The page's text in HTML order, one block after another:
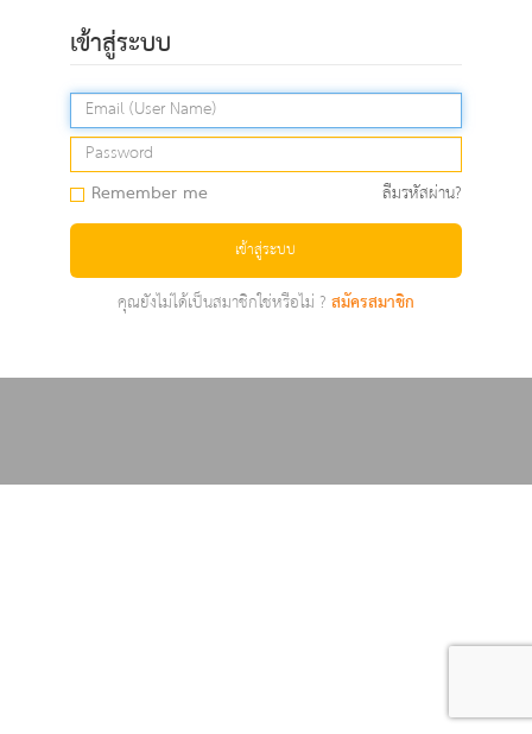
เข้าสู่ระบบ
Remember me ลืมรหัสผ่าน?
เข้าสู่ระบบ
คุณยังไม่ได้เป็นสมาชิกใช่หรือไม่ ?สมัครสมาชิก